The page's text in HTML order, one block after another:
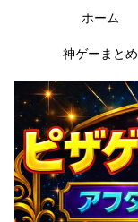
ホーム
神ゲーまとめ